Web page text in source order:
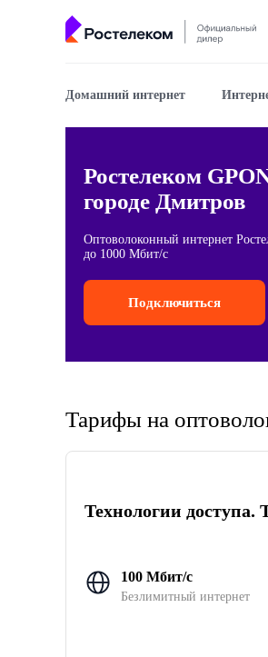
Домашний интернет
Ростелеком
городе Дмитров
Оптоволоконный интернет
до 1000 Мбит/с
Подключиться
Тарифы на
Технологии доступа.
100 Мбит/с
Безлимитный интернет